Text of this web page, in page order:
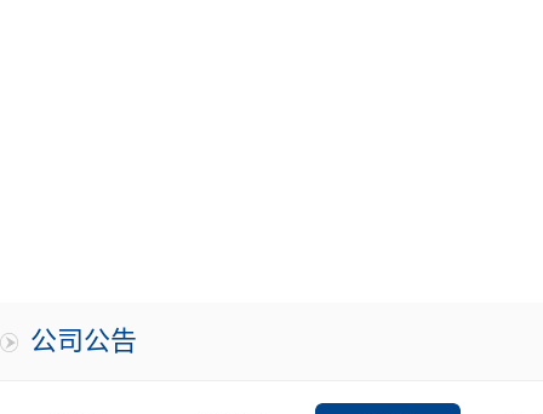
公司公告